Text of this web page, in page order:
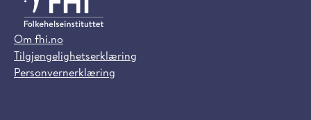
Om fhi.no
Tilgjengelighetserklæring
Personvernerklæring